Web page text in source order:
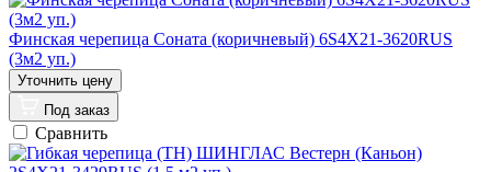
Финская черепица Соната (коричневый) 6S4X21-3620RUS
(3м2 уп.)
Под заказ
Сравнить